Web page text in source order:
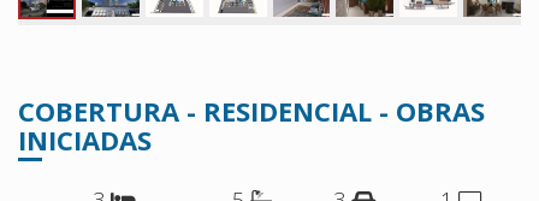
COBERTURA - RESIDENCIAL - OBRAS
INICIADAS